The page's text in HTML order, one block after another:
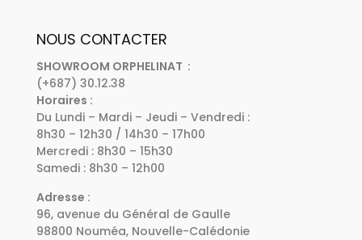
NOUS CONTACTER
SHOWROOM ORPHELINAT :
(+687) 30.12.38
Horaires :
Du Lundi – Mardi – Jeudi – Vendredi :
8h30 – 12h30 / 14h30 – 17h00
Mercredi : 8h30 – 15h30
Samedi : 8h30 – 12h00
Adresse :
96, avenue du Général de Gaulle
98800 Nouméa, Nouvelle-Calédonie